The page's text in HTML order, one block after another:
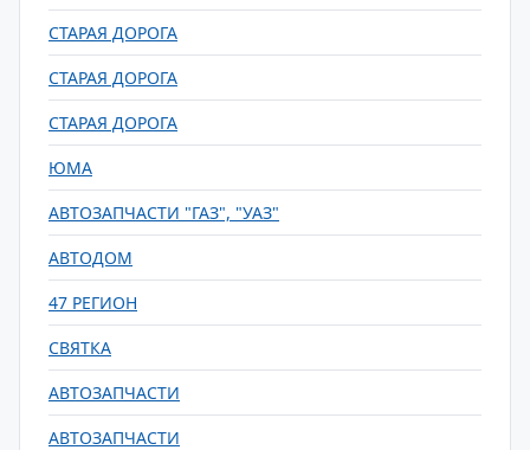
СТАРАЯ ДОРОГА
СТАРАЯ ДОРОГА
СТАРАЯ ДОРОГА
ЮМА
АВТОЗАПЧАСТИ "ГАЗ", "УАЗ"
АВТОДОМ
47 РЕГИОН
СВЯТКА
АВТОЗАПЧАСТИ
АВТОЗАПЧАСТИ